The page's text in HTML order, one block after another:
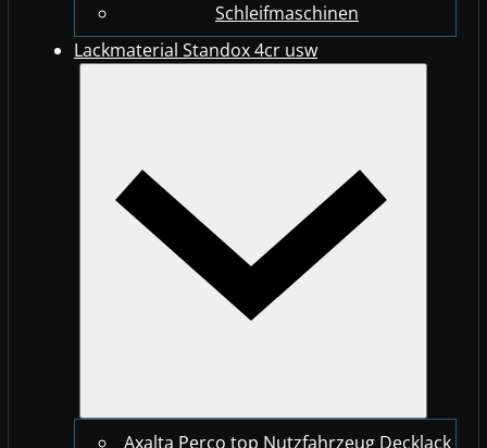
Schleifmaschinen
Lackmaterial Standox 4cr usw
Axalta Perco top Nutzfahrzeug Decklack